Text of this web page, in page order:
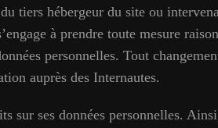
tiers hébergeur du site ou
à prendre toute mesure
personnelles. Tout
auprès des Internautes.
sur ses données personnelles.